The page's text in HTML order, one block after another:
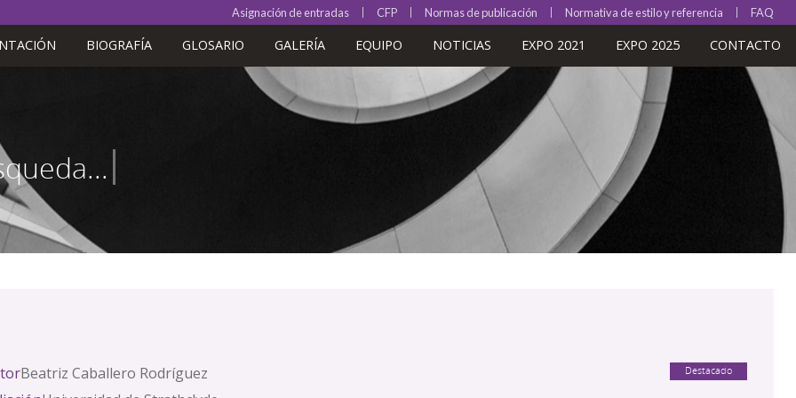
Asignación de entradas CFP Normas de publicación Normativa de estilo y referencia FAQ
BIOGRAFÍA GLOSARIO GALERÍA EQUIPO NOTICIAS EXPO 2021 EXPO 2025 CONTACTO
Destacado
Beatriz Caballero Rodríguez